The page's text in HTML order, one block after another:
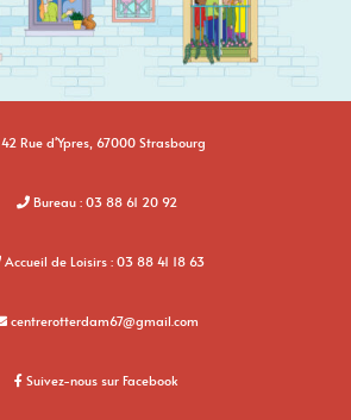
42 Rue d'Ypres, 67000 Strasbourg
Bureau : 03 88 61 20 92
Accueil de Loisirs : 03 88 41 18 63
centrerotterdam67@gmail.com
Suivez-nous sur Facebook